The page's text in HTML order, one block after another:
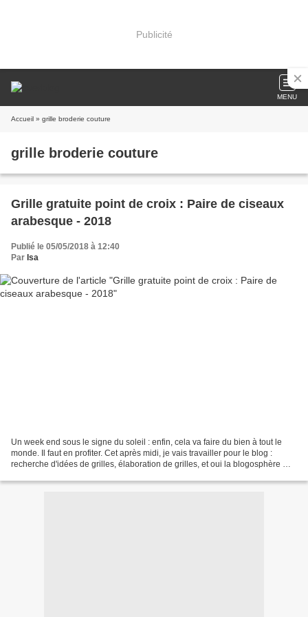
Publicité
MENU
Accueil » grille broderie couture
grille broderie couture
Grille gratuite point de croix : Paire de ciseaux
arabesque - 2018
Publié le 05/05/2018 à 12:40
Par Isa
Un week end sous le signe du soleil : enfin, cela va faire du bien à tout le
monde. Il faut en profiter. Cet après midi, je vais travailler pour le blog :
recherche d'idées de grilles, élaboration de grilles, et oui la blogosphère me